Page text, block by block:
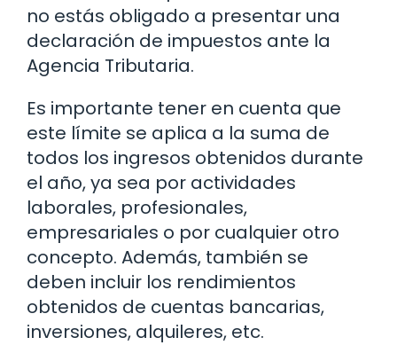
no estás obligado a presentar una
declaración de impuestos ante la
Agencia Tributaria.
Es importante tener en cuenta que
este límite se aplica a la suma de
todos los ingresos obtenidos durante
el año, ya sea por actividades
laborales, profesionales,
empresariales o por cualquier otro
concepto. Además, también se
deben incluir los rendimientos
obtenidos de cuentas bancarias,
inversiones, alquileres, etc.